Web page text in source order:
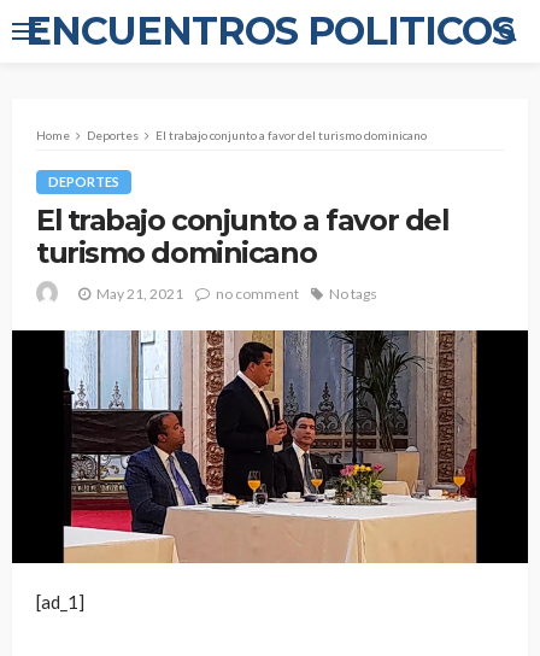
ENCUENTROS POLITICOS
Home Deportes El trabajo conjunto a favor del turismo dominicano
DEPORTES
El trabajo conjunto a favor del
turismo dominicano
May 21, 2021 no comment No tags
[ad_1]